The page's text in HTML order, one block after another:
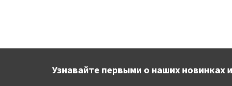
Узнавайте первыми о наших новинках